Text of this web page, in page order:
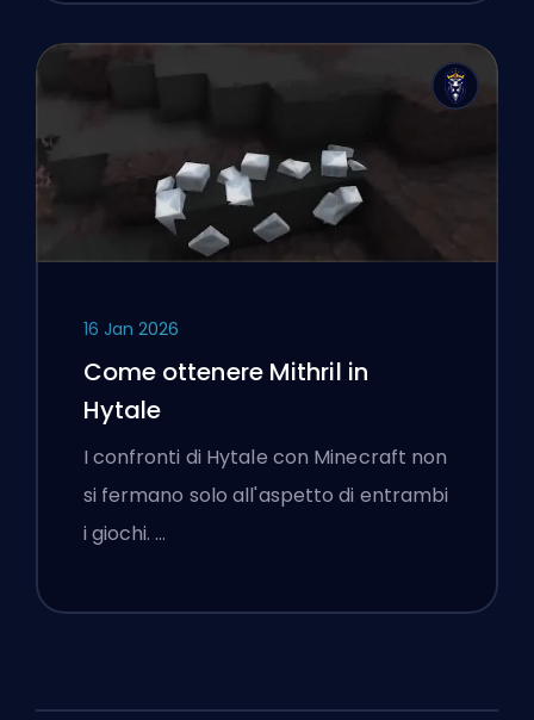
16 Jan 2026
Come ottenere Mithril in
Hytale
I confronti di Hytale con Minecraft non
si fermano solo all'aspetto di entrambi
i giochi. …